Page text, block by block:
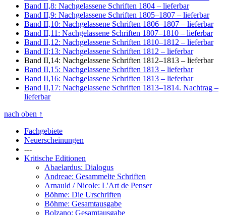
Band II,8: Nachgelassene Schriften 1804 – lieferbar
Band II,9: Nachgelassene Schriften 1805–1807 – lieferbar
Band II,10: Nachgelassene Schriften 1806–1807 – lieferbar
Band II,11: Nachgelassene Schriften 1807–1810 – lieferbar
Band II,12: Nachgelassene Schriften 1810–1812 – lieferbar
Band II;13: Nachgelassene Schriften 1812 – lieferbar
Band II,14: Nachgelassene Schriften 1812–1813 – lieferbar
Band II,15: Nachgelassene Schriften 1813 – lieferbar
Band II,16: Nachgelassene Schriften 1813 – lieferbar
Band II,17: Nachgelassene Schriften 1813–1814. Nachtrag –
lieferbar
nach oben ↑
Fachgebiete
Neuerscheinungen
---
Kritische Editionen
Abaelardus: Dialogus
Andreae: Gesammelte Schriften
Arnauld / Nicole: L'Art de Penser
Böhme: Die Urschriften
Böhme: Gesamtausgabe
Bolzano: Gesamtausgabe